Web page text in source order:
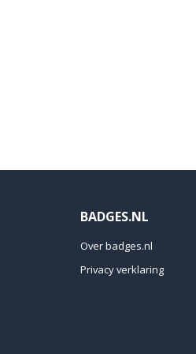
BADGES.NL
Over badges.nl
Privacy verklaring